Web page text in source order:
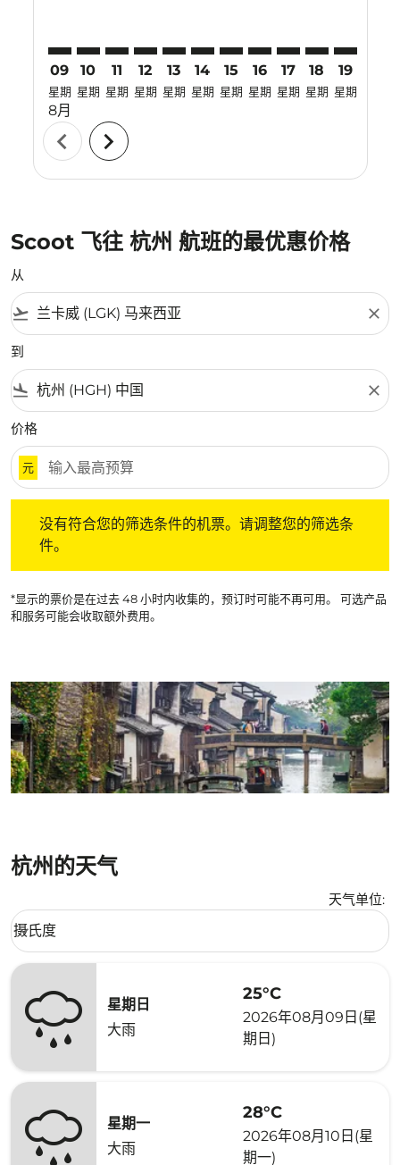
09
星期
8月
10
星期
11
星期
12
星期
13
星期
14
星期
15
星期
16
星期
17
星期
18
星期
19
星期
chevron_left chevron_right
Scoot 飞往 杭州 航班的最优惠价格
从
flight_takeoff close
到
flight_land close
价格
元
没有符合您的筛选条件的机票。请调整您的筛选条
件。
*显示的票价是在过去 48 小时内收集的，预订时可能不再可用。 可选产品
和服务可能会收取额外费用。
杭州的天气
天气单位:
Weather unit option 摄氏度 Selected
摄氏度
keyboard_arrow_down
星期日
大雨
25°C
2026年08月09日(星
期日)
星期一
大雨
28°C
2026年08月10日(星
期一)